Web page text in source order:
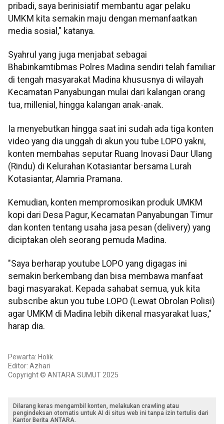
pribadi, saya berinisiatif membantu agar pelaku
UMKM kita semakin maju dengan memanfaatkan
media sosial," katanya.
Syahrul yang juga menjabat sebagai
Bhabinkamtibmas Polres Madina sendiri telah familiar
di tengah masyarakat Madina khususnya di wilayah
Kecamatan Panyabungan mulai dari kalangan orang
tua, millenial, hingga kalangan anak-anak.
Ia menyebutkan hingga saat ini sudah ada tiga konten
video yang dia unggah di akun you tube LOPO yakni,
konten membahas seputar Ruang Inovasi Daur Ulang
(Rindu) di Kelurahan Kotasiantar bersama Lurah
Kotasiantar, Alamria Pramana.
Kemudian, konten mempromosikan produk UMKM
kopi dari Desa Pagur, Kecamatan Panyabungan Timur
dan konten tentang usaha jasa pesan (delivery) yang
diciptakan oleh seorang pemuda Madina.
"Saya berharap youtube LOPO yang digagas ini
semakin berkembang dan bisa membawa manfaat
bagi masyarakat. Kepada sahabat semua, yuk kita
subscribe akun you tube LOPO (Lewat Obrolan Polisi)
agar UMKM di Madina lebih dikenal masyarakat luas,"
harap dia.
Pewarta: Holik
Editor: Azhari
Copyright © ANTARA SUMUT 2025
Dilarang keras mengambil konten, melakukan crawling atau
pengindeksan otomatis untuk AI di situs web ini tanpa izin tertulis dari
Kantor Berita ANTARA.